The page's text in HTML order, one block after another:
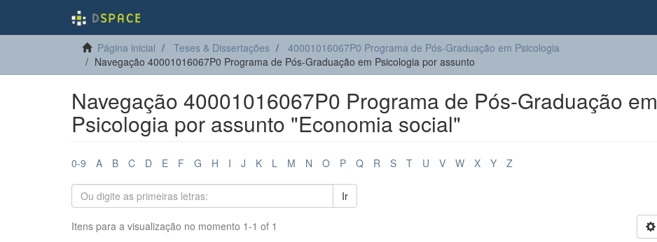
Página inicial Teses & Dissertações
40001016067P0 Programa de Pós-Graduação em Psicologia
Navegação 40001016067P0 Programa de Pós-Graduação em Psicologia por assunto
Navegação 40001016067P0 Programa de Pós-Graduação em
Psicologia por assunto "Economia social"
0-9 A B C D E F G H I J K L M N O P Q R S T U V W X Y Z
Ir
Itens para a visualização no momento 1-1 of 1